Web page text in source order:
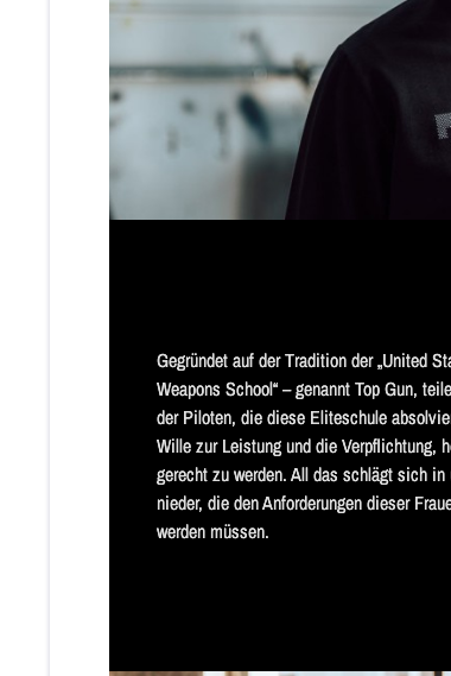
Gegründet auf der Tradition der „United
Weapons School“ – genannt Top Gun,
der Piloten, die diese Eliteschule
Wille zur Leistung und die Verpflichtung,
gerecht zu werden. All das schlägt sich in
nieder, die den Anforderungen dieser
werden müssen.